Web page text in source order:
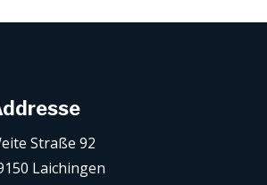
Straße 92
Laichingen